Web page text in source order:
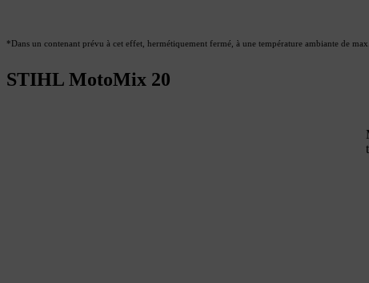
*Dans un contenant prévu à cet effet, hermétiquement fermé, à une température ambiante de
STIHL MotoMix 20